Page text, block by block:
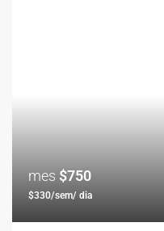
mes $750
$330/sem/ dia